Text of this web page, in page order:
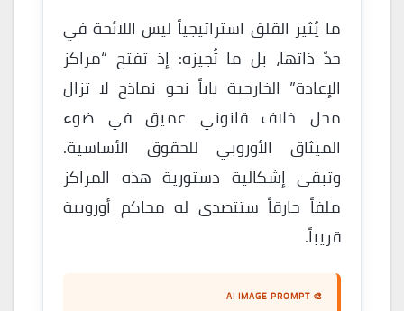
ما يُثير القلق استراتيجياً ليس اللائحة في
حدّ ذاتها، بل ما تُجيزه: إذ تفتح “مراكز
الإعادة” الخارجية باباً نحو نماذج لا تزال
محل خلاف قانوني عميق في ضوء
الميثاق الأوروبي للحقوق الأساسية.
وتبقى إشكالية دستورية هذه المراكز
ملفاً حارقاً ستتصدى له محاكم أوروبية
قريباً.
🎨 AI IMAGE PROMPT